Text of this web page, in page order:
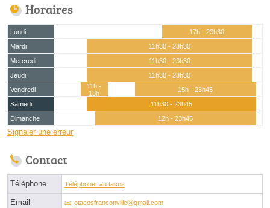
Horaires
Lundi
17h - 23h30
Mardi
11h30 - 23h30
Mercredi
11h30 - 23h30
Jeudi
11h30 - 23h30
Vendredi
11h -
13h
15h - 23h45
Samedi
11h30 - 23h45
Dimanche
12h - 23h45
Signaler une erreur
Contact
Téléphone Téléphoner au tacos
Email otacosfranconvilleⓐgmail.com